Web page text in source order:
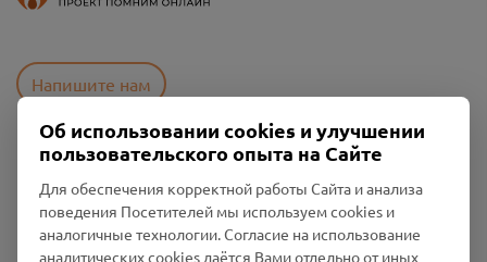
Напишите нам
Политика конфиденциальности
Промо-материалы
Об использовании cookies и улучшении
пользовательского опыта на Сайте
Для обеспечения корректной работы Сайта и анализа
поведения Посетителей мы используем cookies и
аналогичные технологии. Согласие на использование
аналитических cookies даётся Вами отдельно от иных